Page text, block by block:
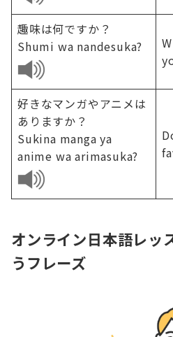
趣味は何ですか？
Shumi wa nandesuka?
好きなマンガやアニメは
ありますか？
Sukina manga ya
anime wa arimasuka?
オンライン日本語レッ
うフレーズ